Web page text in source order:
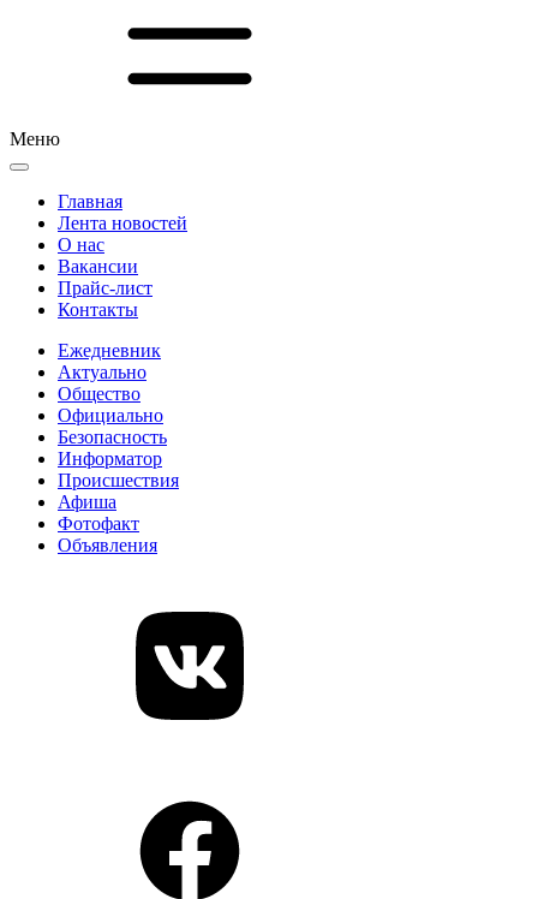
Меню
Главная
Лента новостей
О нас
Вакансии
Прайс-лист
Контакты
Ежедневник
Актуально
Общество
Официально
Безопасность
Информатор
Происшествия
Афиша
Фотофакт
Объявления